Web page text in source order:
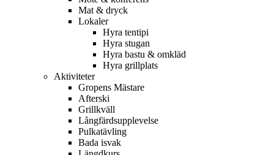
Mat & dryck
Lokaler
Hyra tentipi
Hyra stugan
Hyra bastu & omkläd
Hyra grillplats
Aktiviteter
Gropens Mästare
Afterski
Grillkväll
Långfärdsupplevelse
Pulkatävling
Bada isvak